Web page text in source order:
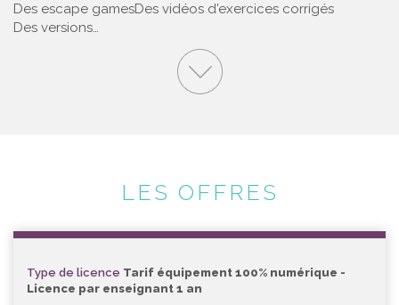
Des escape gamesDes vidéos d'exercices corrigés
Des versions…
LES OFFRES
Type de licence Tarif équipement 100% numérique -
Licence par enseignant 1 an